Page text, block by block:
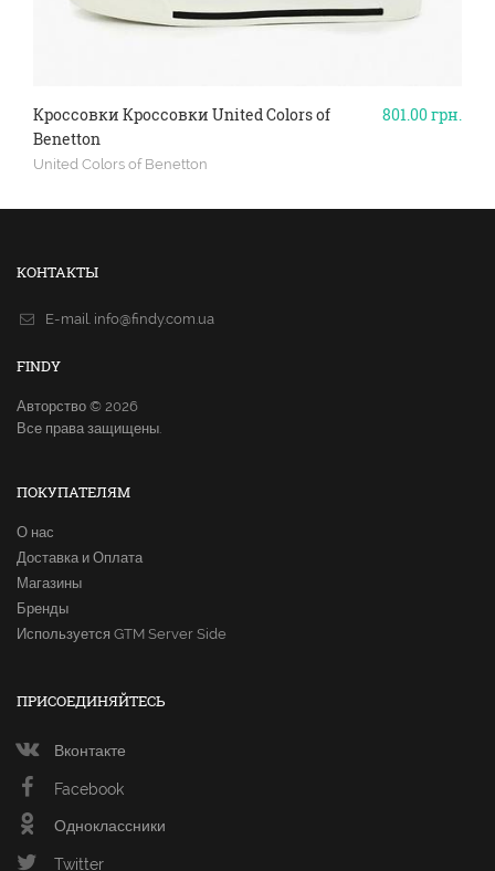
801.00грн.
Кроссовки Кроссовки United Colors of
Benetton
United Colors of Benetton
КОНТАКТЫ
E-mail. info@findy.com.ua
FINDY
Авторство © 2026
Все права защищены.
ПОКУПАТЕЛЯМ
О нас
Доставка и Оплата
Магазины
Бренды
Используется GTM Server Side
ПРИСОЕДИНЯЙТЕСЬ
Вконтакте
Facebook
Одноклассники
Twitter